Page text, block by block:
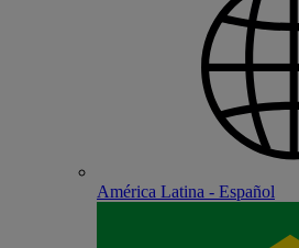
América Latina - Español